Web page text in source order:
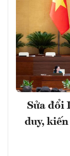
Sửa đổi
duy,